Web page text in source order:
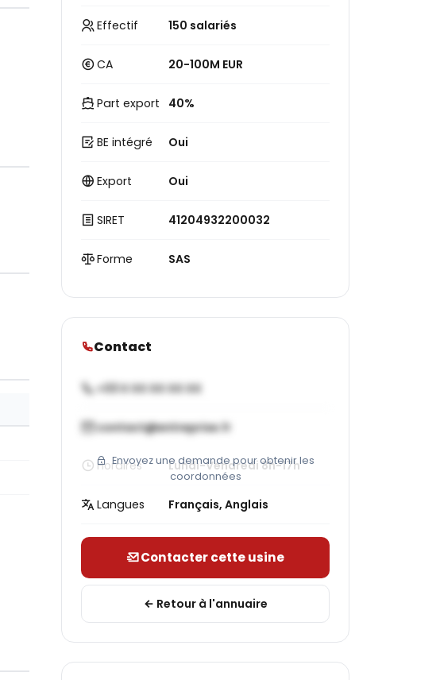
Effectif 150 salariés
CA 20-100M EUR
Part export 40%
BE intégré Oui
Export Oui
SIRET 41204932200032
Forme SAS
Contact
+33 X XX XX XX XX
contact@entreprise.fr
Envoyez une demande pour obtenir les
coordonnées
Horaires Lundi-Vendredi 8h-17h
Langues Français, Anglais
Contacter cette usine
Retour à l'annuaire